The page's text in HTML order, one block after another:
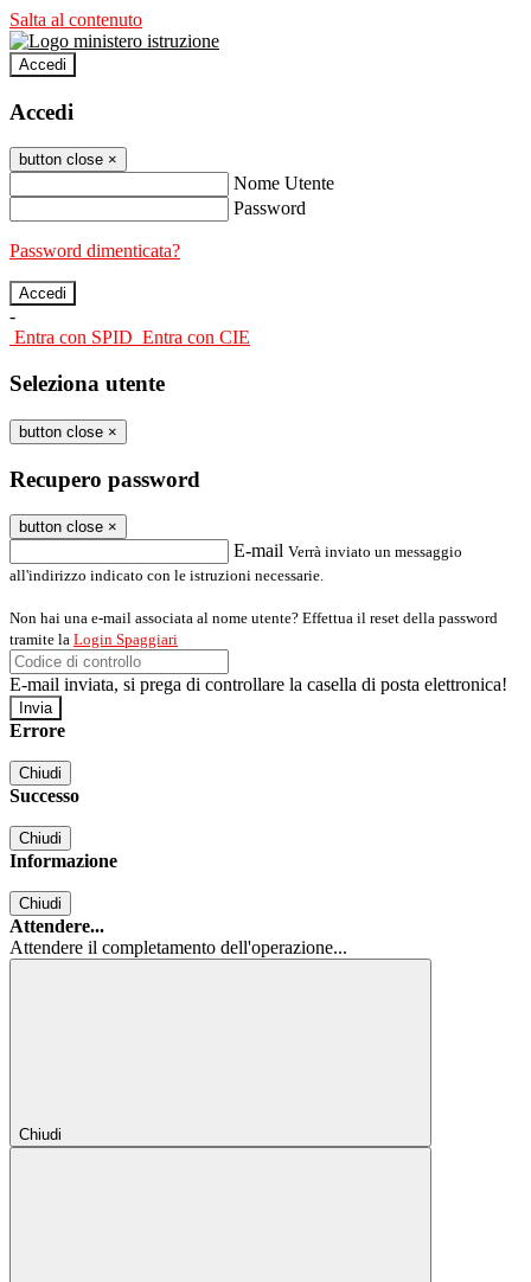
Salta al contenuto
Accedi
Accedi
button close ×
Nome Utente
Password
Password dimenticata?
-
Entra con SPID Entra con CIE
Seleziona utente
button close ×
Recupero password
button close ×
E-mail Verrà inviato un messaggio
all'indirizzo indicato con le istruzioni necessarie.
Non hai una e-mail associata al nome utente? Effettua il reset della password
tramite la Login Spaggiari
E-mail inviata, si prega di controllare la casella di posta elettronica!
Errore
Chiudi
Successo
Chiudi
Informazione
Chiudi
Attendere...
Attendere il completamento dell'operazione...
Chiudi